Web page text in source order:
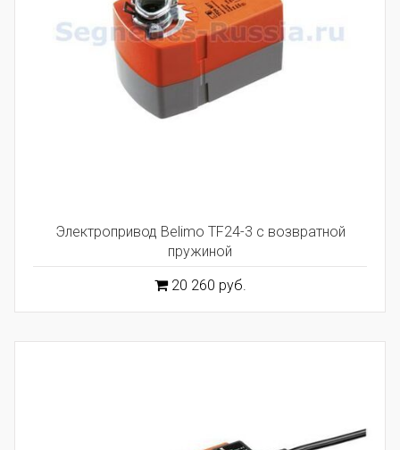
Электропривод Belimo TF24-3 с возвратной
пружиной
20 260 руб.